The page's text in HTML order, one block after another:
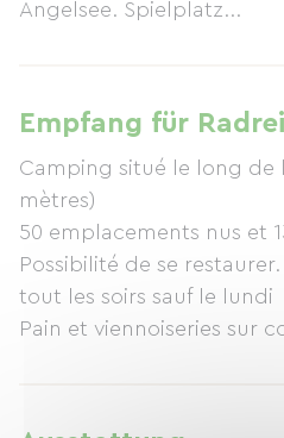
Angelsee. Spielplatz...
Empfang für
Camping situé le long de la
mètres)
50 emplacements nus et
Possibilité de se
tout les soirs sauf le lundi
Pain et viennoiseries sur